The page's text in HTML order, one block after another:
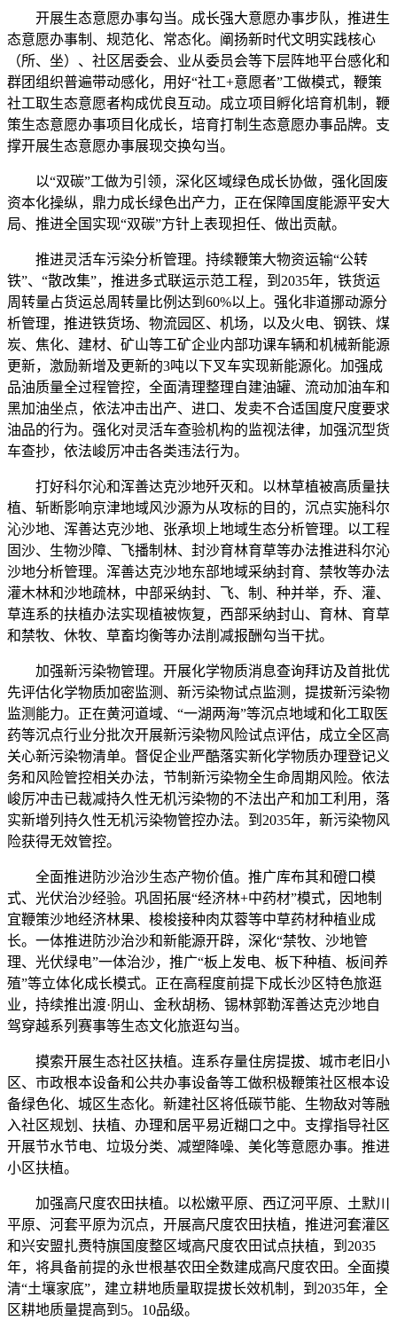
开展生态意愿办事勾当。成长强大意愿办事步队，推进生
态意愿办事制、规范化、常态化。阐扬新时代文明实践核心
（所、坐）、社区居委会、业从委员会等下层阵地平台感化和
群团组织普遍带动感化，用好“社工+意愿者”工做模式，鞭策
社工取生态意愿者构成优良互动。成立项目孵化培育机制，鞭
策生态意愿办事项目化成长，培育打制生态意愿办事品牌。支
撑开展生态意愿办事展现交换勾当。
以“双碳”工做为引领，深化区域绿色成长协做，强化固废
资本化操纵，鼎力成长绿色出产力，正在保障国度能源平安大
局、推进全国实现“双碳”方针上表现担任、做出贡献。
推进灵活车污染分析管理。持续鞭策大物资运输“公转
铁”、“散改集”，推进多式联运示范工程，到2035年，铁货运
周转量占货运总周转量比例达到60%以上。强化非道挪动源分
析管理，推进铁货场、物流园区、机场，以及火电、钢铁、煤
炭、焦化、建材、矿山等工矿企业内部功课车辆和机械新能源
更新，激励新增及更新的3吨以下叉车实现新能源化。加强成
品油质量全过程管控，全面清理整理自建油罐、流动加油车和
黑加油坐点，依法冲击出产、进口、发卖不合适国度尺度要求
油品的行为。强化对灵活车查验机构的监视法律，加强沉型货
车查抄，依法峻厉冲击各类违法行为。
打好科尔沁和浑善达克沙地歼灭和。以林草植被高质量扶
植、斩断影响京津地域风沙源为从攻标的目的，沉点实施科尔
沁沙地、浑善达克沙地、张承坝上地域生态分析管理。以工程
固沙、生物沙障、飞播制林、封沙育林育草等办法推进科尔沁
沙地分析管理。浑善达克沙地东部地域采纳封育、禁牧等办法
灌木林和沙地疏林，中部采纳封、飞、制、种并举，乔、灌、
草连系的扶植办法实现植被恢复，西部采纳封山、育林、育草
和禁牧、休牧、草畜均衡等办法削减报酬勾当干扰。
加强新污染物管理。开展化学物质消息查询拜访及首批优
先评估化学物质加密监测、新污染物试点监测，提拔新污染物
监测能力。正在黄河道域、“一湖两海”等沉点地域和化工取医
药等沉点行业分批次开展新污染物风险试点评估，成立全区高
关心新污染物清单。督促企业严酷落实新化学物质办理登记义
务和风险管控相关办法，节制新污染物全生命周期风险。依法
峻厉冲击已裁减持久性无机污染物的不法出产和加工利用，落
实新增列持久性无机污染物管控办法。到2035年，新污染物风
险获得无效管控。
全面推进防沙治沙生态产物价值。推广库布其和磴口模
式、光伏治沙经验。巩固拓展“经济林+中药材”模式，因地制
宜鞭策沙地经济林果、梭梭接种肉苁蓉等中草药材种植业成
长。一体推进防沙治沙和新能源开辟，深化“禁牧、沙地管
理、光伏绿电”一体治沙，推广“板上发电、板下种植、板间养
殖”等立体化成长模式。正在高程度前提下成长沙区特色旅逛
业，持续推出渡·阴山、金秋胡杨、锡林郭勒浑善达克沙地自
驾穿越系列赛事等生态文化旅逛勾当。
摸索开展生态社区扶植。连系存量住房提拔、城市老旧小
区、市政根本设备和公共办事设备等工做积极鞭策社区根本设
备绿色化、城区生态化。新建社区将低碳节能、生物敌对等融
入社区规划、扶植、办理和居平易近糊口之中。支撑指导社区
开展节水节电、垃圾分类、减塑降噪、美化等意愿办事。推进
小区扶植。
加强高尺度农田扶植。以松嫩平原、西辽河平原、土默川
平原、河套平原为沉点，开展高尺度农田扶植，推进河套灌区
和兴安盟扎赉特旗国度整区域高尺度农田试点扶植，到2035
年，将具备前提的永世根基农田全数建成高尺度农田。全面摸
清“土壤家底”，建立耕地质量取提拔长效机制，到2035年，全
区耕地质量提高到5。10品级。